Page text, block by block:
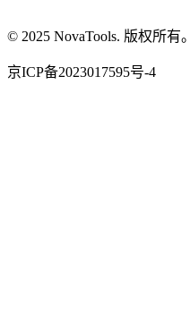
© 2025 NovaTools. 版权所有。
京ICP备2023017595号-4